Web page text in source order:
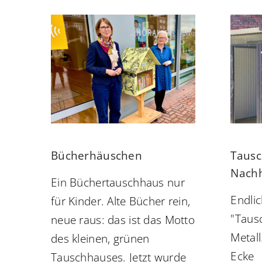
Bücherhäuschen
Ein Büchertauschhaus nur
für Kinder. Alte Bücher rein,
neue raus: das ist das Motto
des kleinen, grünen
Tauschhauses. Jetzt wurde
Ecke